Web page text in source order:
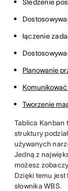
Śledzenie
łączenie
Planowanie
Tworzenie
Tablica Kanban
struktury
używanych
Jedną z
możesz
Dzięki temu
słownika WBS.